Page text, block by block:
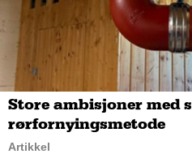
dikterer vareutvalget ditt. Vi har
utgangspunktet er alene om, og
samme som de andre rundt oss.
Store ambisjoner med
rørfornyingsmetode
Artikkel